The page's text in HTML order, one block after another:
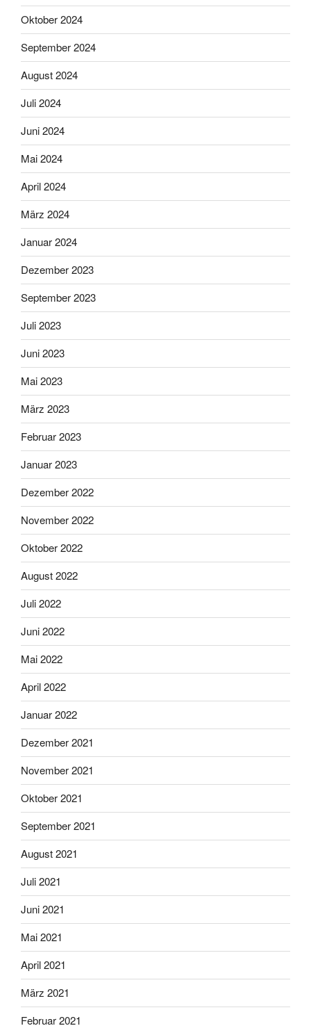
Oktober 2024
September 2024
August 2024
Juli 2024
Juni 2024
Mai 2024
April 2024
März 2024
Januar 2024
Dezember 2023
September 2023
Juli 2023
Juni 2023
Mai 2023
März 2023
Februar 2023
Januar 2023
Dezember 2022
November 2022
Oktober 2022
August 2022
Juli 2022
Juni 2022
Mai 2022
April 2022
Januar 2022
Dezember 2021
November 2021
Oktober 2021
September 2021
August 2021
Juli 2021
Juni 2021
Mai 2021
April 2021
März 2021
Februar 2021